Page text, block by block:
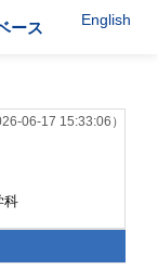
ース English
06-17 15:33:06）
科